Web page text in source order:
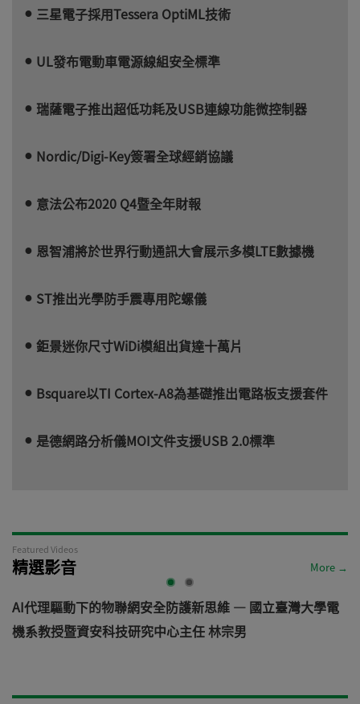
三星電子採用Tessera OptiML技術
UL發布電動車電源線組安全標準
瑞薩電子推出超低功耗及USB連線功能微控制器
Nordic/Digi-Key簽署全球經銷協議
意法公布2020 Q4暨全年財報
恩智浦將於世界行動通訊大會展示多模LTE數據機
ST推出光學防手震專用陀螺儀
鉅景迷你尺寸WiDi模組出貨達十萬片
Bsquare以TI Cortex-A8為基礎推出電路板支援套件
是德網路分析儀MOI文件支援USB 2.0標準
Featured Videos
精選影音 More →
AI代理驅動下的物聯網安全防護新思維 — 國立臺灣大學電
機系教授暨資安科技研究中心主任 林宗男